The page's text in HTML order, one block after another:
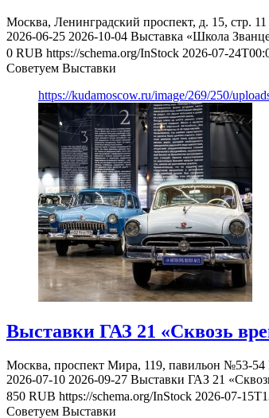
Москва, Ленинградский проспект, д. 15, стр. 11
2026-06-25 2026-10-04 Выставка «Школа
0 RUB https://schema.org/InStock 2026-07-
Советуем Выставки
https://kudamoscow.ru/image/269/250/
Выставки ГАЗ 21 «Сквозь
Москва, проспект Мира, 119, павильон №53-54
2026-07-10 2026-09-27 Выставки ГАЗ 21
850 RUB https://schema.org/InStock 2026-07-
Советуем Выставки